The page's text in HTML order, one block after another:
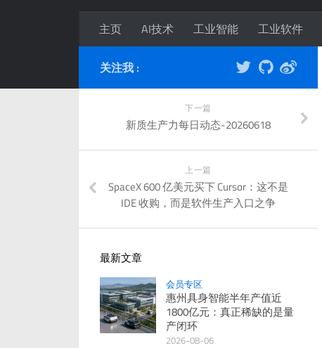
主页 AI技术 工业智能 工业软件
关注我 :
下一篇
新质生产力每日动态-20260618
上一篇
SpaceX 600 亿美元买下 Cursor：这不是
IDE 收购，而是软件生产入口之争
最新文章
会员专区
惠州具身智能半年产值近
1800亿元：真正稀缺的是量
产闭环
2026-08-06